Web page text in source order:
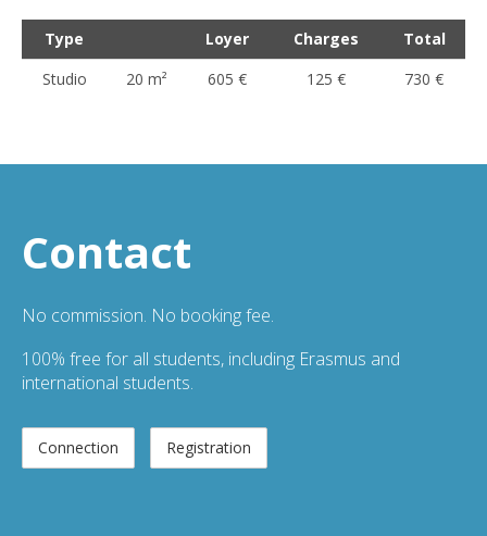
Type Loyer Charges
Total
Studio
20 m² 605 € 125 € 730 €
Contact
No commission. No booking fee.
100% free for all students, including Erasmus and
international students.
Connection Registration